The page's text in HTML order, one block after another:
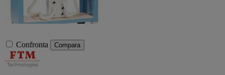
Confronta Compara